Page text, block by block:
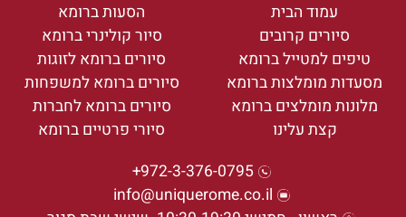
עמוד הבית
סיורים קרובים
טיפים למטייל ברומא
מסעדות מומלצות ברומא
מלונות מומלצים ברומא
קצת עלינו
הסעות ברומא
סיור קולינרי ברומא
סיורים ברומא לזוגות
סיורים ברומא למשפחות
סיורים ברומא לחברות
סיורי פרטיים ברומא
972-3-376-0795+
info@uniquerome.co.il